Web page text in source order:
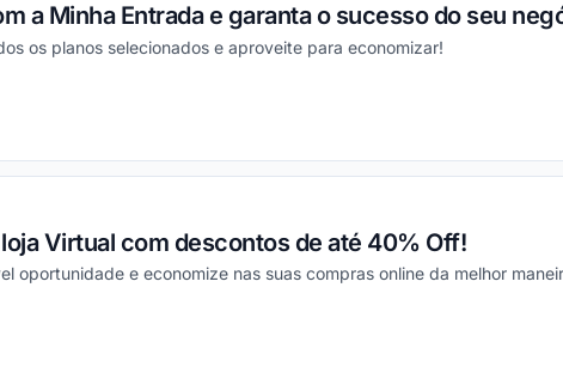
a Minha Entrada e garanta o sucesso do seu
os planos selecionados e aproveite para economizar!
Virtual com descontos de até 40% Off!
oportunidade e economize nas suas compras online da melhor